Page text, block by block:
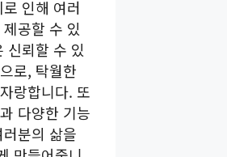
인해 여러
공할 수 있
신뢰할 수 있
로, 탁월한
랑합니다. 또
다양한 기능
분의 삶을